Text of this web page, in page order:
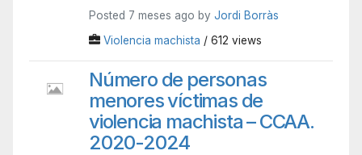
Posted 7 meses ago by Jordi Borràs
Violencia machista / 612 views
Número de personas
menores víctimas de
violencia machista – CCAA.
2020-2024